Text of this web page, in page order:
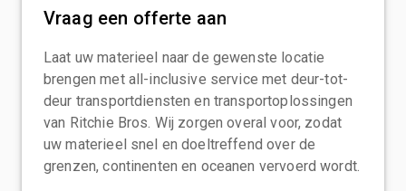
Vraag een offerte aan
Laat uw materieel naar de gewenste locatie
brengen met all-inclusive service met deur-tot-
deur transportdiensten en transportoplossingen
van Ritchie Bros. Wij zorgen overal voor, zodat
uw materieel snel en doeltreffend over de
grenzen, continenten en oceanen vervoerd wordt.